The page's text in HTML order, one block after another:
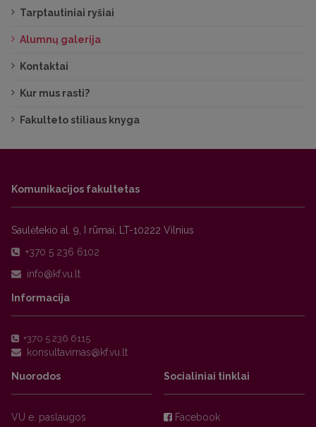
Tarptautiniai ryšiai
Alumnų galerija
Kontaktai
Kur mus rasti?
Fakulteto stiliaus knyga
Komunikacijos fakultetas
Saulėtekio al. 9, I rūmai, LT-10222 Vilnius
+370 5 236 6102
Informacija
+370 5 236 6115
Nuorodos
VU e. paslaugos
Socialiniai tinklai
Facebook